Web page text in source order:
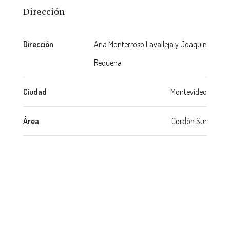
Dirección
Dirección
Ana Monterroso Lavalleja y Joaquin
Requena
Ciudad Montevideo
Área Cordón Sur